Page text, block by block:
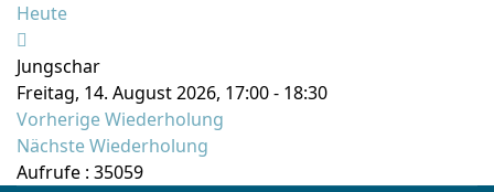
Heute
Jungschar
Freitag, 14. August 2026, 17:00 - 18:30
Vorherige Wiederholung
Nächste Wiederholung
Aufrufe : 35059